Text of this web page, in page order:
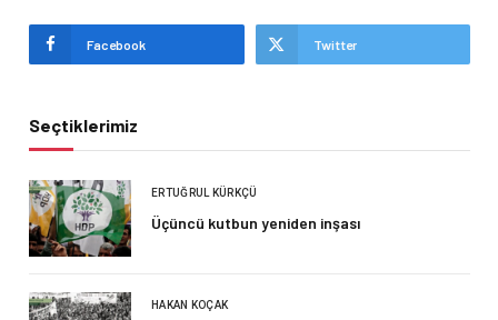
Facebook Twitter
Seçtiklerimiz
ERTUĞRUL KÜRKÇÜ
Üçüncü kutbun yeniden inşası
HAKAN KOÇAK